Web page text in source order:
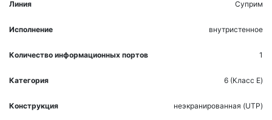
Линия Суприм
Исполнение внутристенное
Количество информационных портов 1
Категория 6 (Класс E)
Конструкция неэкранированная (UTP)